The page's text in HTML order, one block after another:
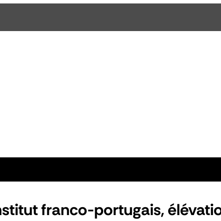
franco-portugais,